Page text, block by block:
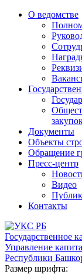
О ведомстве
Документы
Объекты
Обращение
Пресс-центр
Видео
Контакты
Государственное
Управление
Республики
Размер шрифта: